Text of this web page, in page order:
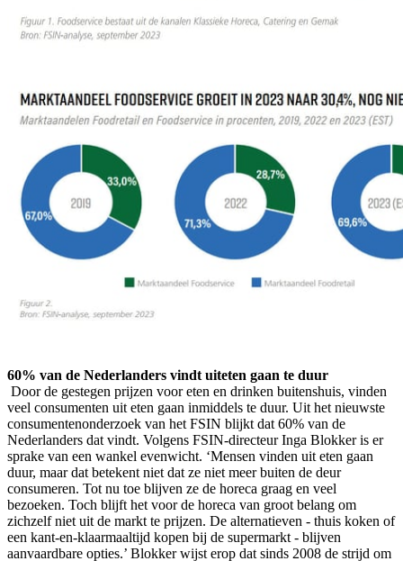
60% van de Nederlanders vindt uiteten gaan te duur
Door de gestegen prijzen voor eten en drinken buitenshuis, vinden
veel consumenten uit eten gaan inmiddels te duur. Uit het nieuwste
consumentenonderzoek van het FSIN blijkt dat 60% van de
Nederlanders dat vindt. Volgens FSIN-directeur Inga Blokker is er
sprake van een wankel evenwicht. ‘Mensen vinden uit eten gaan
duur, maar dat betekent niet dat ze niet meer buiten de deur
consumeren. Tot nu toe blijven ze de horeca graag en veel
bezoeken. Toch blijft het voor de horeca van groot belang om
zichzelf niet uit de markt te prijzen. De alternatieven - thuis koken of
een kant-en-klaarmaaltijd kopen bij de supermarkt - blijven
aanvaardbare opties.’ Blokker wijst erop dat sinds 2008 de strijd om